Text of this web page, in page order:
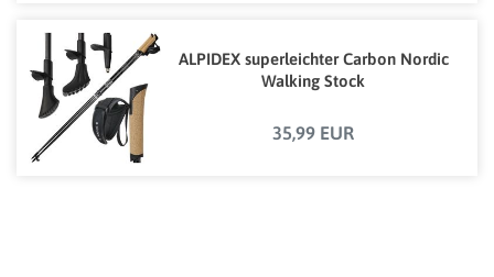
ALPIDEX superleichter Carbon Nordic
Walking Stock
35,99 EUR